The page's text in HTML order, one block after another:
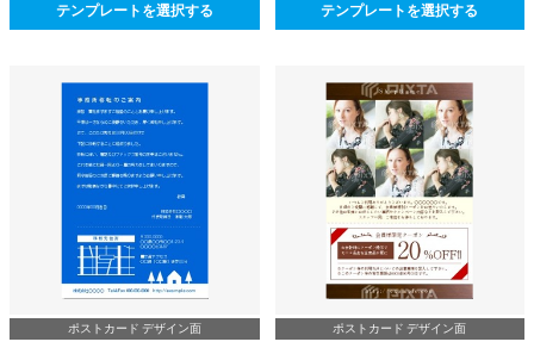
テンプレートを選択する テンプレートを選択する
ポストカード デザイン面 ポストカード デザイン面